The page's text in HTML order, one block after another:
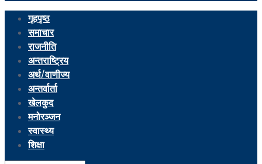
गृहपृष्ठ
समाचार
राजनीति
अन्तराष्ट्रिय
अर्थ/वाणीज्य
अन्तर्वार्ता
खेलकुद
मनोरञ्जन
स्वास्थ्य
शिक्षा